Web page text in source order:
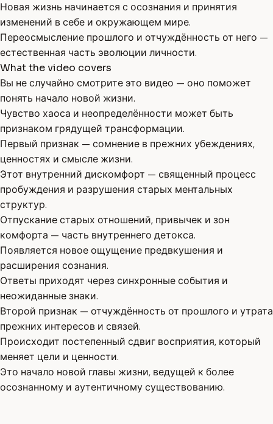
Новая жизнь начинается с осознания и принятия
изменений в себе и окружающем мире.
Переосмысление прошлого и отчуждённость от него —
естественная часть эволюции личности.
What the video covers
Вы не случайно смотрите это видео — оно поможет
понять начало новой жизни.
Чувство хаоса и неопределённости может быть
признаком грядущей трансформации.
Первый признак — сомнение в прежних убеждениях,
ценностях и смысле жизни.
Этот внутренний дискомфорт — священный процесс
пробуждения и разрушения старых ментальных
структур.
Отпускание старых отношений, привычек и зон
комфорта — часть внутреннего детокса.
Появляется новое ощущение предвкушения и
расширения сознания.
Ответы приходят через синхронные события и
неожиданные знаки.
Второй признак — отчуждённость от прошлого и утрата
прежних интересов и связей.
Происходит постепенный сдвиг восприятия, который
меняет цели и ценности.
Это начало новой главы жизни, ведущей к более
осознанному и аутентичному существованию.